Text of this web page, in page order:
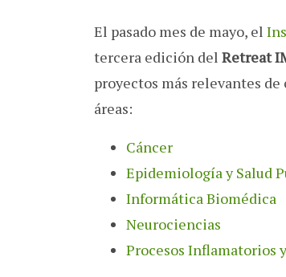
El pasado mes de mayo, el
tercera edición del Retreat
proyectos más relevantes
áreas:
Cáncer
Epidemiología y Salud
Informática Biomédica
Neurociencias
Procesos Inflamatorios